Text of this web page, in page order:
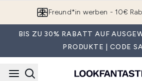
App downloaden & Extra-
BIS ZU 30% RABATT AUF
PRODUKTE | CODE